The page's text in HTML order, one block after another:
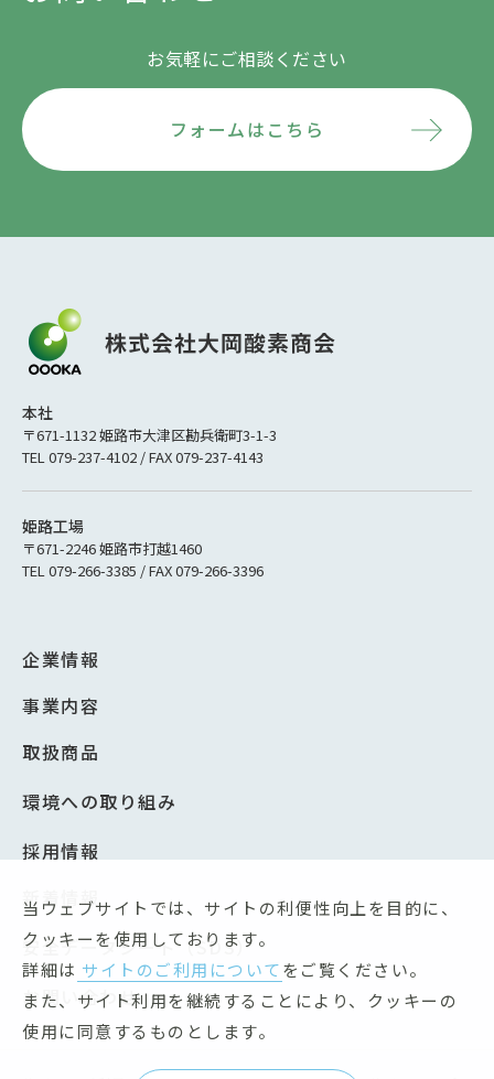
お気軽にご相談ください
フォームはこちら
本社
〒671-1132 姫路市大津区勘兵衛町3-1-3
TEL 079-237-4102 / FAX 079-237-4143
姫路工場
〒671-2246 姫路市打越1460
TEL 079-266-3385 / FAX 079-266-3396
企業情報
事業内容
取扱商品
環境への取り組み
採用情報
新着情報
安全データシート（SDS）
お問い合わせ
当ウェブサイトでは、サイトの利便性向上を目的に、
クッキーを使用しております。
詳細は サイトのご利用についてをご覧ください。
また、サイト利用を継続することにより、クッキーの
使用に同意するものとします。